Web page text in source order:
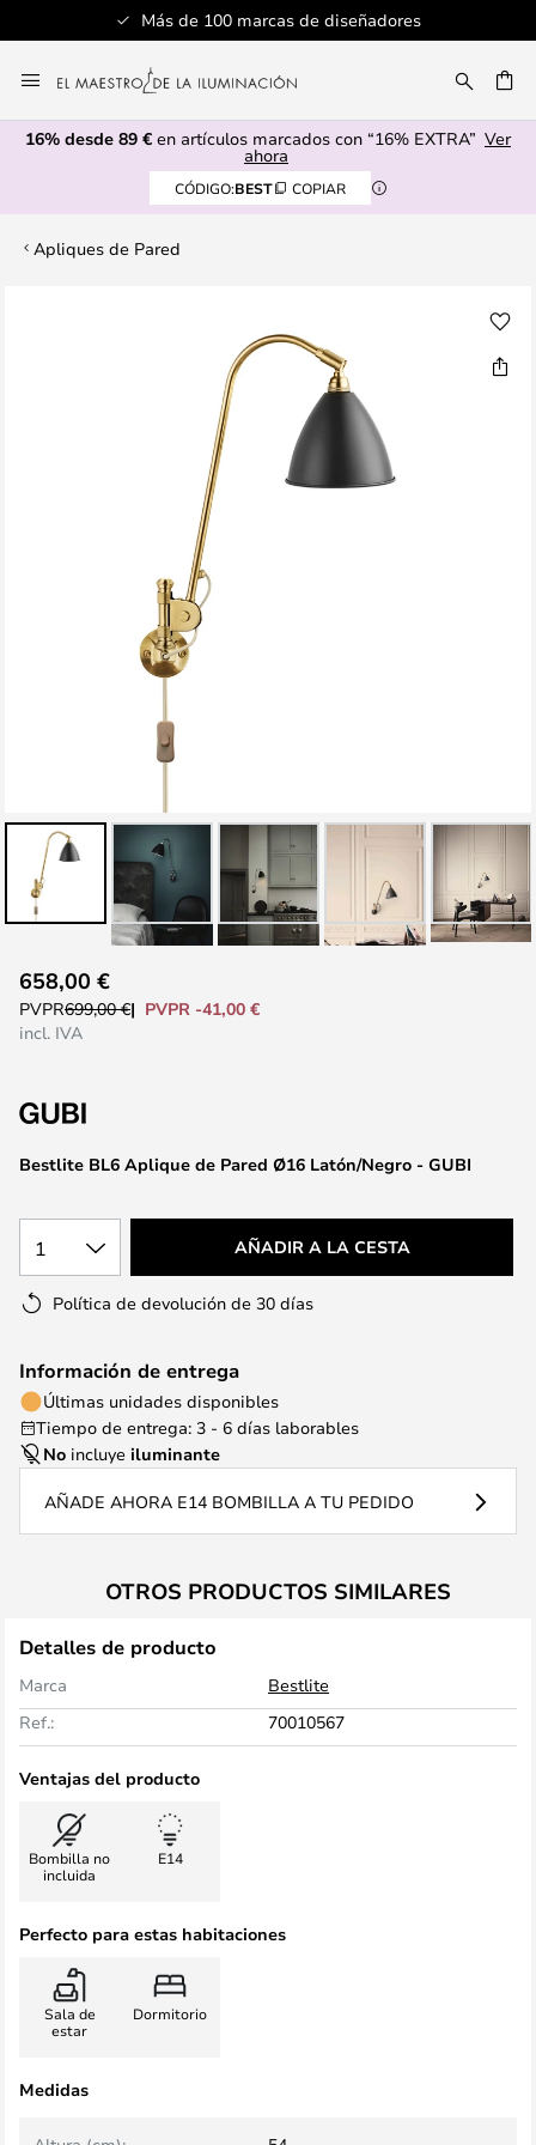
Más de 100 marcas de diseñadores
al
contenido
16% desde 89 € en artículos marcados con “16% EXTRA” Ver
ahora
CÓDIGO:BEST COPIAR
Apliques de Pared
comienzo
galería
imágenes
Bestlite BL6 Aplique de Pared Ø16 Latón/Negro - GUBI
658,00 €
PVPR699,00 €
PVPR -41,00 €
incl. IVA
1 AÑADIR A LA CESTA
Política de devolución de 30 días
Información de entrega
Últimas unidades disponibles
Tiempo de entrega: 3 - 6 días laborables
No incluye iluminante
AÑADE AHORA E14 BOMBILLA A TU PEDIDO
OTROS PRODUCTOS SIMILARES
Detalles de producto
Marca
Bestlite
Ref.:
70010567
Ventajas del producto
Bombilla no
incluida
E14
Perfecto para estas habitaciones
Sala de
estar
Dormitorio
Medidas